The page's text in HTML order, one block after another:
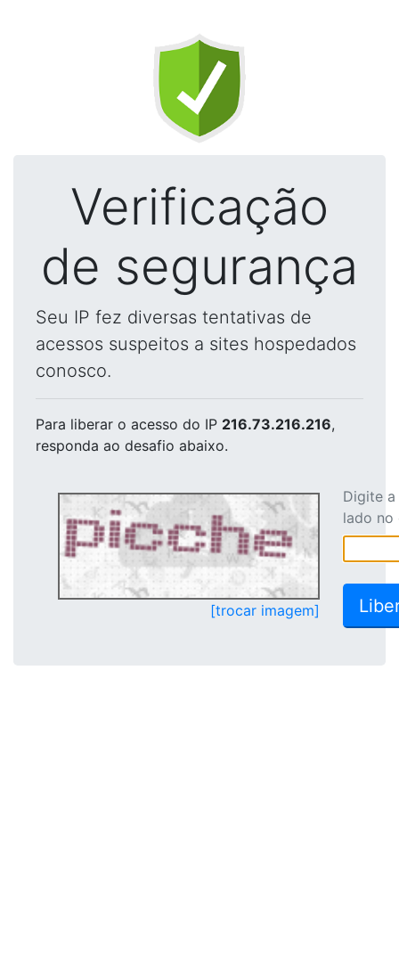
Verificação
de segurança
Seu IP fez diversas tentativas de
acessos suspeitos a sites hospedados
conosco.
Para liberar o acesso do IP 216.73.216.216,
responda ao desafio abaixo.
[trocar imagem]
Digite
lado no